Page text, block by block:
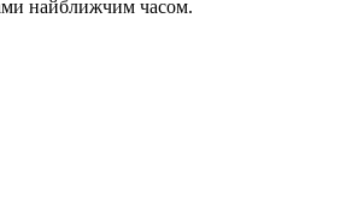
найближчим часом.